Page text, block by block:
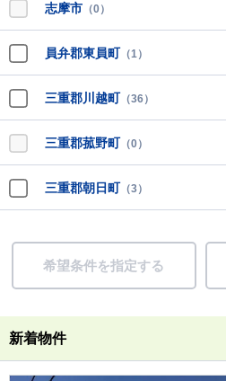
志摩市 （0）
員弁郡東員町 （1）
三重郡川越町 （36）
三重郡菰野町 （0）
三重郡朝日町 （3）
希望条件を指定する
新着物件